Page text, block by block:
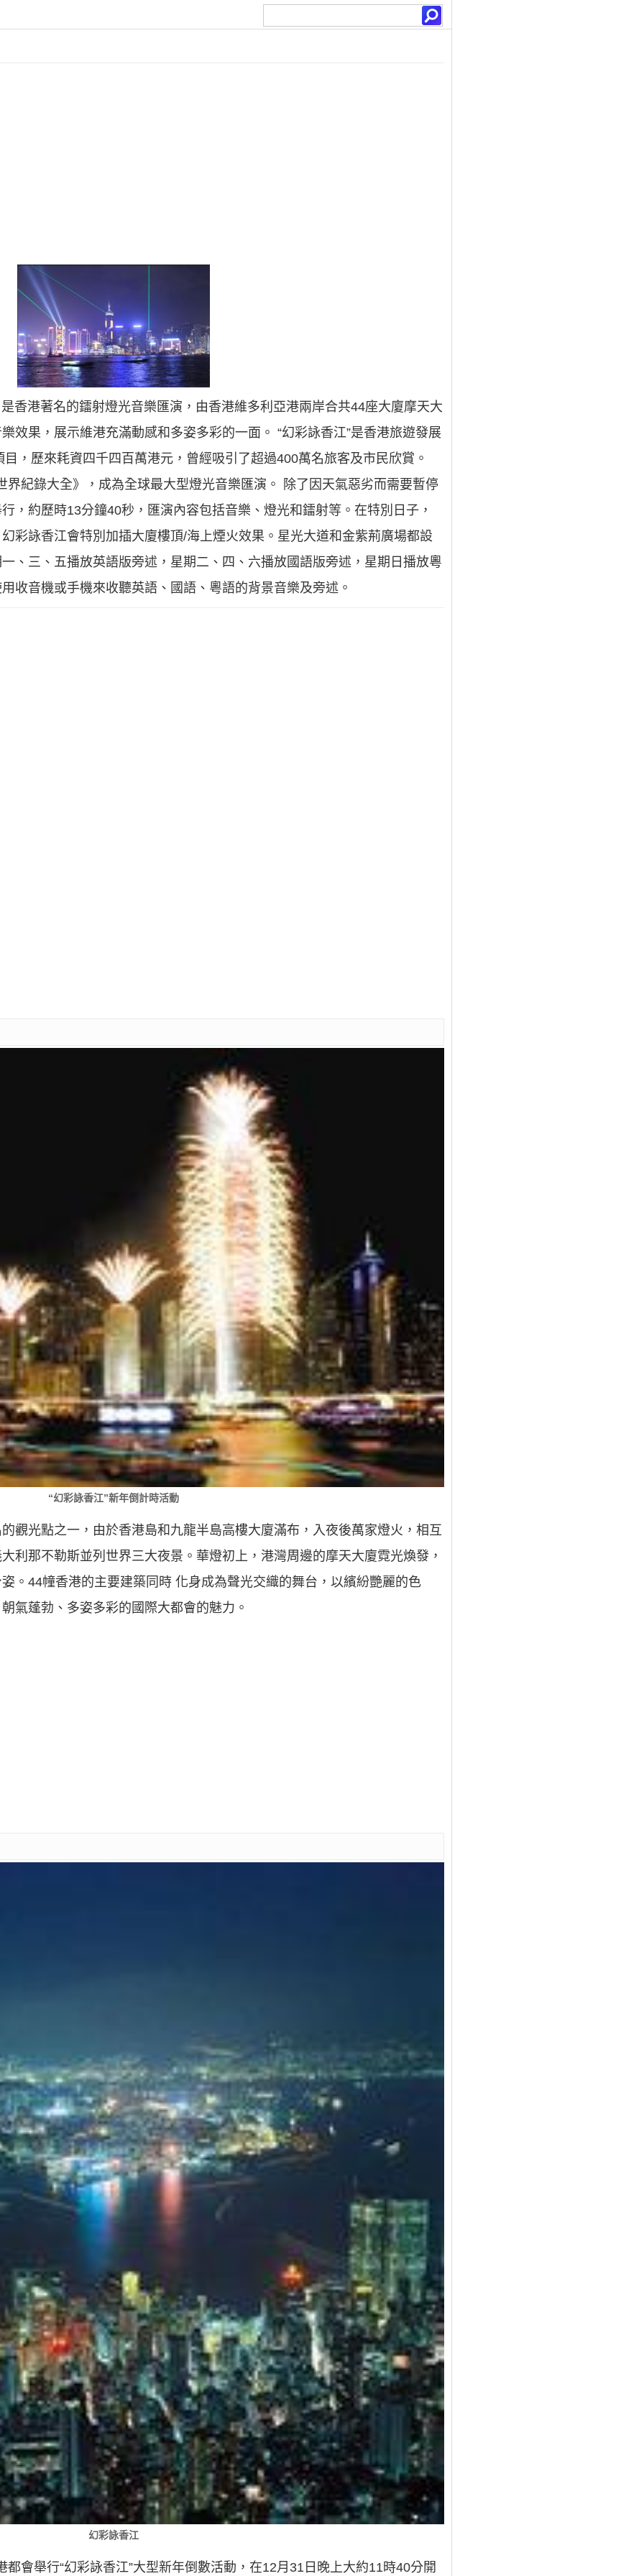
香港著名的鐳射燈光音樂匯演，由香港維多利亞港兩岸合共44座大廈摩天大
效果，展示維港充滿動感和多姿多彩的一面。 “幻彩詠香江”是香港旅遊發展
，歷來耗資四千四百萬港元，曾經吸引了超過400萬名旅客及市民欣賞。
界紀錄大全》，成為全球最大型燈光音樂匯演。 除了因天氣惡劣而需要暫停
，約歷時13分鐘40秒，匯演內容包括音樂、燈光和鐳射等。在特別日子，
彩詠香江會特別加插大廈樓頂/海上煙火效果。星光大道和金紫荊廣場都設
、三、五播放英語版旁述，星期二、四、六播放國語版旁述，星期日播放粵
收音機或手機來收聽英語、國語、粵語的背景音樂及旁述。
“幻彩詠香江”新年倒計時活動
觀光點之一，由於香港島和九龍半島高樓大廈滿布，入夜後萬家燈火，相互
利那不勒斯並列世界三大夜景。華燈初上，港灣周邊的摩天大廈霓光煥發，
。44幢香港的主要建築同時 化身成為聲光交織的舞台，以繽紛艷麗的色
氣蓬勃、多姿多彩的國際大都會的魅力。
幻彩詠香江
會舉行“幻彩詠香江”大型新年倒數活動，在12月31日晚上大約11時40分開